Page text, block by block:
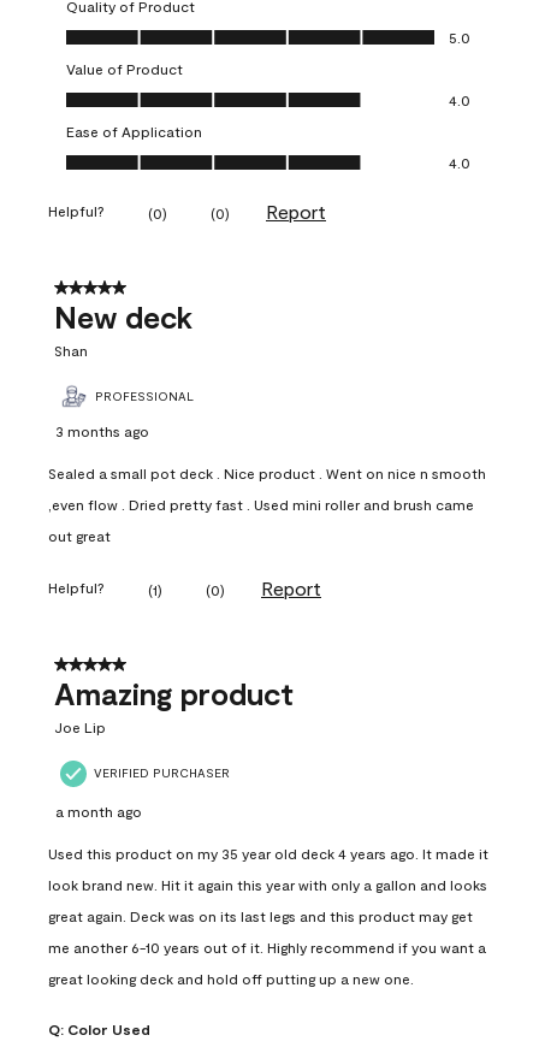
Quality of Product
Quality of Product, 5.0 out of 5
5.0
Value of Product
Value of Product, 4.0 out of 5
4.0
Ease of Application
Ease of Application, 4.0 out of 5
4.0
Helpful? (0) (0) Report
5 out of 5 stars.
New deck
Shan
PROFESSIONAL
3 months ago
Sealed a small pot deck . Nice product . Went on nice n smooth
,even flow . Dried pretty fast . Used mini roller and brush came
out great
Helpful? (1) (0) Report
5 out of 5 stars.
Amazing product
Joe Lip
VERIFIED PURCHASER
a month ago
Used this product on my 35 year old deck 4 years ago. It made it
look brand new. Hit it again this year with only a gallon and looks
great again. Deck was on its last legs and this product may get
me another 6-10 years out of it. Highly recommend if you want a
great looking deck and hold off putting up a new one.
Q: Color Used